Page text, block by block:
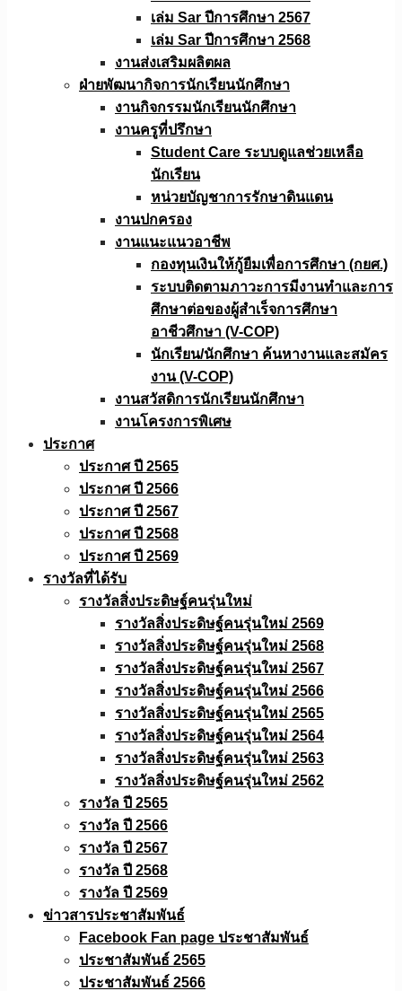
เล่ม Sar ปีการศึกษา 2567
เล่ม Sar ปีการศึกษา 2568
งานส่งเสริมผลิตผล
ฝ่ายพัฒนากิจการนักเรียนนักศึกษา
งานกิจกรรมนักเรียนนักศึกษา
งานครูที่ปรึกษา
Student Care ระบบดูแลช่วยเหลือ
นักเรียน
หน่วยบัญชาการรักษาดินแดน
งานปกครอง
งานแนะแนวอาชีพ
กองทุนเงินให้กู้ยืมเพื่อการศึกษา (กยศ.)
ระบบติดตามภาวะการมีงานทำและการ
ศึกษาต่อของผู้สำเร็จการศึกษา
อาชีวศึกษา (V-COP)
นักเรียน/นักศึกษา ค้นหางานและสมัคร
งาน (V-COP)
งานสวัสดิการนักเรียนนักศึกษา
งานโครงการพิเศษ
ประกาศ
ประกาศ ปี 2565
ประกาศ ปี 2566
ประกาศ ปี 2567
ประกาศ ปี 2568
ประกาศ ปี 2569
รางวัลที่ได้รับ
รางวัลสิ่งประดิษฐ์คนรุ่นใหม่
รางวัลสิ่งประดิษฐ์คนรุ่นใหม่ 2569
รางวัลสิ่งประดิษฐ์คนรุ่นใหม่ 2568
รางวัลสิ่งประดิษฐ์คนรุ่นใหม่ 2567
รางวัลสิ่งประดิษฐ์คนรุ่นใหม่ 2566
รางวัลสิ่งประดิษฐ์คนรุ่นใหม่ 2565
รางวัลสิ่งประดิษฐ์คนรุ่นใหม่ 2564
รางวัลสิ่งประดิษฐ์คนรุ่นใหม่ 2563
รางวัลสิ่งประดิษฐ์คนรุ่นใหม่ 2562
รางวัล ปี 2565
รางวัล ปี 2566
รางวัล ปี 2567
รางวัล ปี 2568
รางวัล ปี 2569
ข่าวสารประชาสัมพันธ์
Facebook Fan page ประชาสัมพันธ์
ประชาสัมพันธ์ 2565
ประชาสัมพันธ์ 2566